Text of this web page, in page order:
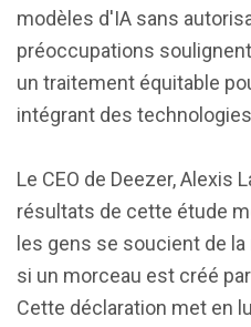
modèles d'IA sans
préoccupations
un traitement équitable
intégrant des
Le CEO de Deezer, Alexis
résultats de cette étude
les gens se soucient de
si un morceau est créé
Cette déclaration met en